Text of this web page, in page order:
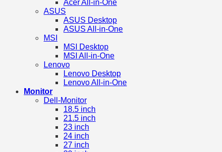
Acer All-in-One
ASUS
ASUS Desktop
ASUS All-in-One
MSI
MSI Desktop
MSI All-in-One
Lenovo
Lenovo Desktop
Lenovo All-in-One
Monitor
Dell-Monitor
18.5 inch
21.5 inch
23 inch
24 inch
27 inch